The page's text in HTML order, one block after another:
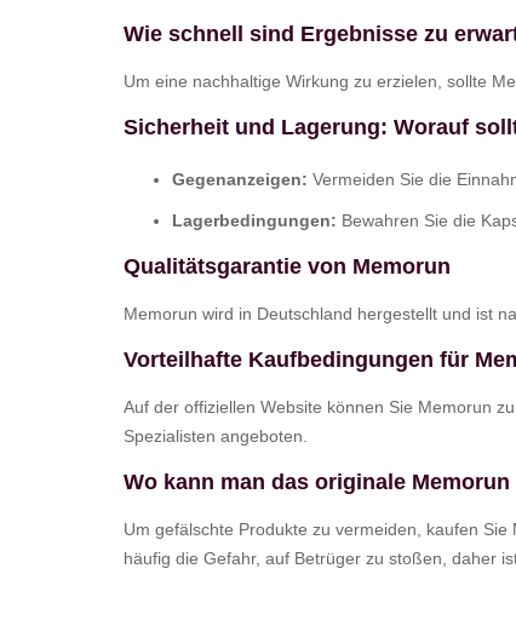
Wie schnell sind Ergebnisse zu
Um eine nachhaltige Wirkung zu erzielen, sollte
Sicherheit und Lagerung: Worauf
Gegenanzeigen: Vermeiden Sie die
Lagerbedingungen: Bewahren Sie die
Qualitätsgarantie von Memorun
Memorun wird in Deutschland hergestellt und ist
Vorteilhafte Kaufbedingungen für
Auf der offiziellen Website können Sie Memorun
Spezialisten angeboten.
Wo kann man das originale
Um gefälschte Produkte zu vermeiden, kaufen
häufig die Gefahr, auf Betrüger zu stoßen, daher